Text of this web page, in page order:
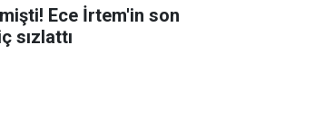
Ece İrtem'in son
sızlattı